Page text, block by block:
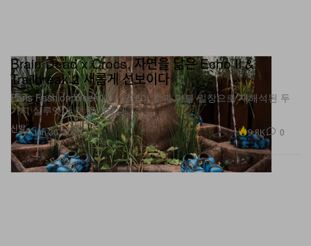
신발
Brain Dead x Crocs, 자연을 닮은 Echo II &
Trailbreak 2 새롭게 선보이다
Paris Fashion Week에서 달팽이 참과 마블 밑창으로 재해석된 두
가지 실루엣이 첫 공개됐다.
Jun 30, 2026 9.8K 0